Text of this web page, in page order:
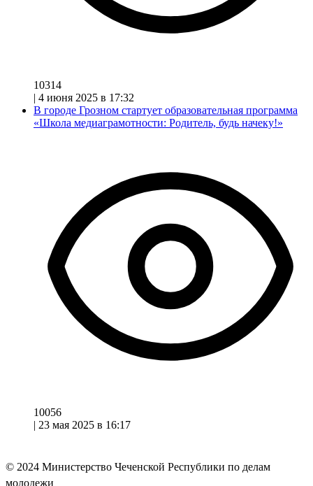
10314
| 4 июня 2025 в 17:32
В городе Грозном стартует образовательная программа
«Школа медиаграмотности: Родитель, будь начеку!»
10056
| 23 мая 2025 в 16:17
© 2024 Министерство Чеченской Республики по делам
молодежи